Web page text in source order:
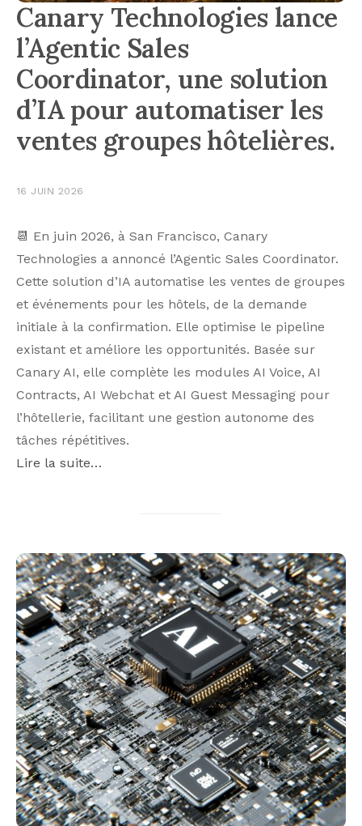
Canary Technologies lance
l’Agentic Sales
Coordinator, une solution
d’IA pour automatiser les
ventes groupes hôtelières.
16 JUIN 2026
📆 En juin 2026, à San Francisco, Canary
Technologies a annoncé l’Agentic Sales Coordinator.
Cette solution d’IA automatise les ventes de groupes
et événements pour les hôtels, de la demande
initiale à la confirmation. Elle optimise le pipeline
existant et améliore les opportunités. Basée sur
Canary AI, elle complète les modules AI Voice, AI
Contracts, AI Webchat et AI Guest Messaging pour
l’hôtellerie, facilitant une gestion autonome des
tâches répétitives.
Lire la suite…